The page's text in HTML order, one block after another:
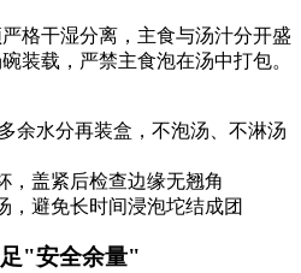
格干湿分离，主食与汤汁分开盛
装载，严禁主食泡在汤中打包。
余水分再装盒，不泡汤、不淋汤
，盖紧后检查边缘无翘角
，避免长时间浸泡坨结成团
"安全余量"